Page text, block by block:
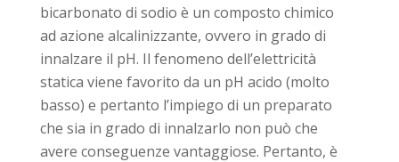
bicarbonato di sodio è un composto chimico
ad azione alcalinizzante, ovvero in grado di
innalzare il pH. Il fenomeno dell’elettricità
statica viene favorito da un pH acido (molto
basso) e pertanto l’impiego di un preparato
che sia in grado di innalzarlo non può che
avere conseguenze vantaggiose. Pertanto, è